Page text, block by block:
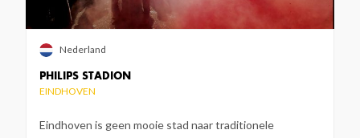
PHILIPS STADION
EINDHOVEN
Eindhoven is geen mooie stad naar traditionele
Nederland